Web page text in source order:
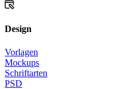
Design
Vorlagen
Mockups
Schriftarten
PSD